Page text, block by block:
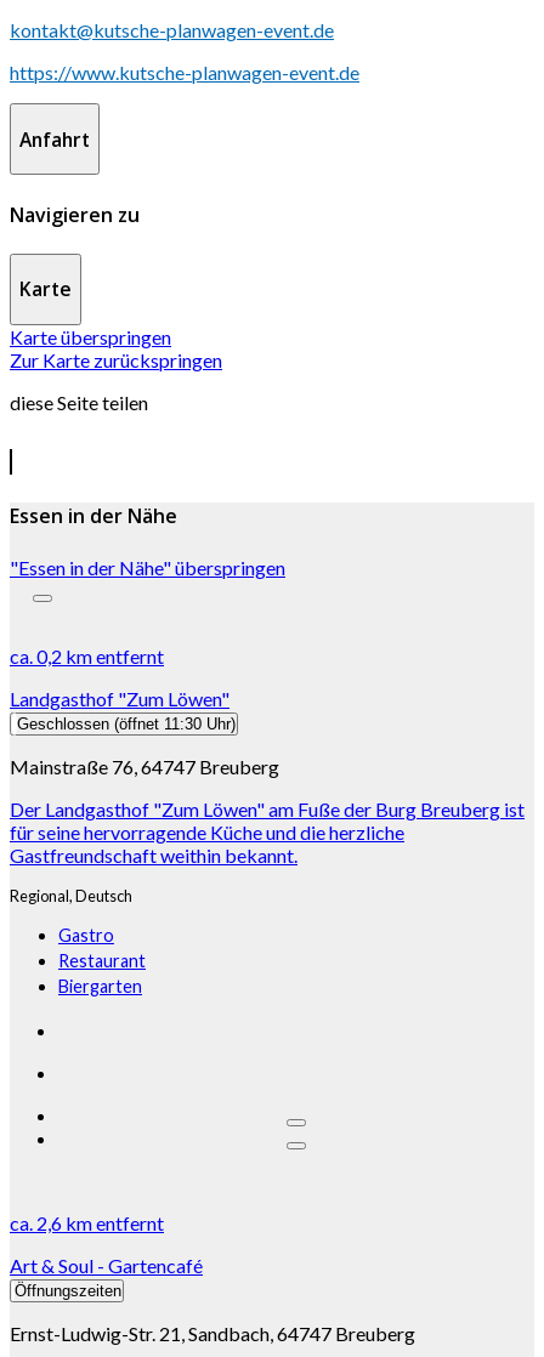
kontakt@kutsche-planwagen-event.de
https://www.kutsche-planwagen-event.de
Anfahrt
Navigieren zu
Karte
Karte überspringen
Zur Karte zurückspringen
diese Seite teilen
Essen in der Nähe
"Essen in der Nähe" überspringen
ca. 0,2 kmentfernt
Landgasthof "Zum Löwen"
Geschlossen (öffnet 11:30 Uhr)
Mainstraße 76, 64747 Breuberg
Der Landgasthof "Zum Löwen" am Fuße der Burg Breuberg ist
für seine hervorragende Küche und die herzliche
Gastfreundschaft weithin bekannt.
Regional,Deutsch
Gastro
Restaurant
Biergarten
ca. 2,6 kmentfernt
Art & Soul - Gartencafé
Öffnungszeiten
Ernst-Ludwig-Str. 21, Sandbach, 64747 Breuberg